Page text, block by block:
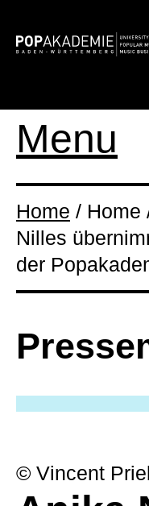
Menu
Home / Home
Nilles
der
© Vincent